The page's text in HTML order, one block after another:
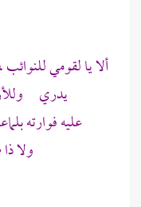
ألا يا لقومي
يدري
عليه فوارته
ولا